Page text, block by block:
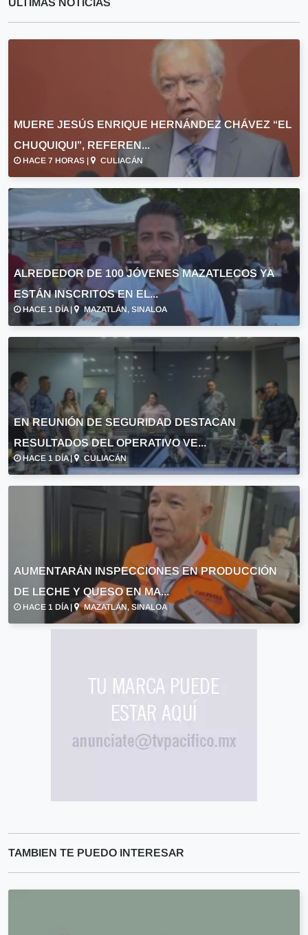
ULTIMAS NOTICIAS
MUERE JESÚS ENRIQUE HERNÁNDEZ CHÁVEZ “EL
CHUQUIQUI”, REFEREN...
HACE 7 HORAS | CULIACÁN
ALREDEDOR DE 100 JÓVENES MAZATLECOS YA
ESTÁN INSCRITOS EN EL...
HACE 1 DÍA | MAZATLÁN, SINALOA
EN REUNIÓN DE SEGURIDAD DESTACAN
RESULTADOS DEL OPERATIVO VE...
HACE 1 DÍA | CULIACÁN
AUMENTARÁN INSPECCIONES EN PRODUCCIÓN
DE LECHE Y QUESO EN MA...
HACE 1 DÍA | MAZATLÁN, SINALOA
TAMBIEN TE PUEDO INTERESAR